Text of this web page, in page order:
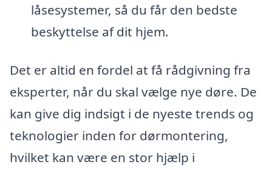
låsesystemer, så du får den bedste
beskyttelse af dit hjem.
Det er altid en fordel at få rådgivning fra
eksperter, når du skal vælge nye døre. De
kan give dig indsigt i de nyeste trends og
teknologier inden for dørmontering,
hvilket kan være en stor hjælp i